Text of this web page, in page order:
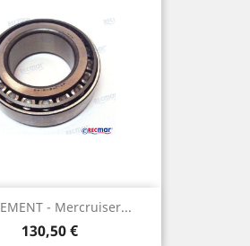
- Mercruiser...
Prix
130,50 €